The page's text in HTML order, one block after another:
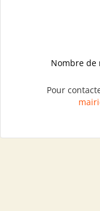
Nombre de
Pour